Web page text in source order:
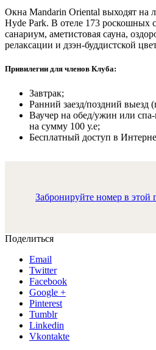
Окна Mandarin Oriental выходят на
Hyde Park. В отеле 173 роскошных
санариум, аметистовая сауна,
релаксации и дзэн-буддистской
Привилегии для членов Клуба:
Завтрак;
Ранний заезд/поздний выезд
Ваучер на обед/ужин или
на сумму 100 у.е;
Бесплатный доступ в
Забронируйте номер в этой
Поделиться
Email
Twitter
Facebook
Google +
Pinterest
Tumblr
Linkedin
Vkontakte